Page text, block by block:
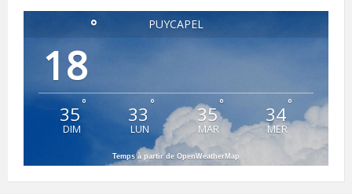
PUYCAPEL
18
°
35°
DIM
33 °
LUN
35°
MAR
34°
MER
Temps à partir de OpenWeatherMap